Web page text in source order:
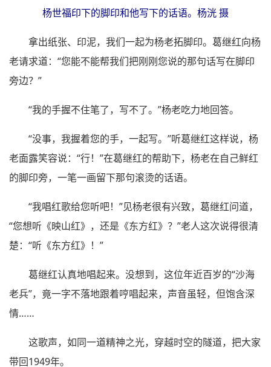
杨世福印下的脚印和他写下的话语。杨洸 摄
拿出纸张、印泥，我们一起为杨老拓脚印。葛继红向杨
老请求道：“您能不能帮我们把刚刚您说的那句话写在脚印
旁边？”
“我的手握不住笔了，写不了。”杨老吃力地回答。
“没事，我握着您的手，一起写。”听葛继红这样说，杨
老面露笑容说：“行！”在葛继红的帮助下，杨老在自己鲜红
的脚印旁，一笔一画留下那句滚烫的话语。
“我唱红歌给您听吧！”见杨老很有兴致，葛继红问道，
“您想听《映山红》，还是《东方红》？”老人这次说得很清
楚：“听《东方红》！”
葛继红认真地唱起来。没想到，这位年近百岁的“沙海
老兵”，竟一字不落地跟着哼唱起来，声音虽轻，但饱含深
情……
这歌声，如同一道精神之光，穿越时空的隧道，把大家
带回1949年。